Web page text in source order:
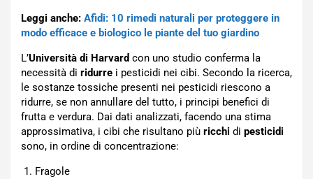
Leggi anche: Afidi: 10 rimedi naturali per proteggere in
modo efficace e biologico le piante del tuo giardino
L’Università di Harvard con uno studio conferma la
necessità di ridurre i pesticidi nei cibi. Secondo la ricerca,
le sostanze tossiche presenti nei pesticidi riescono a
ridurre, se non annullare del tutto, i principi benefici di
frutta e verdura. Dai dati analizzati, facendo una stima
approssimativa, i cibi che risultano più ricchi di pesticidi
sono, in ordine di concentrazione:
Fragole